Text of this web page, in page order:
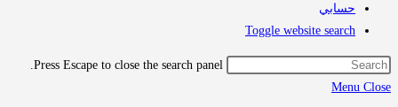
Toggle website
Press Escape to close the search panel.